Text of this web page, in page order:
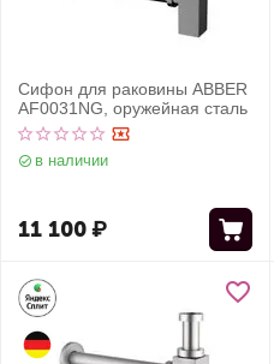
Сифон для раковины ABBER
AF0031NG, оружейная сталь
в наличии
11 100₽